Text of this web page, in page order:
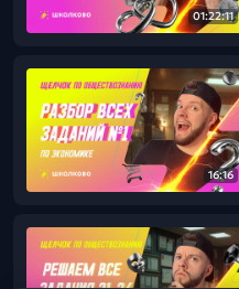
01:22:11
16:16